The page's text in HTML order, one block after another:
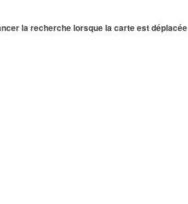
la recherche lorsque la carte est déplacée